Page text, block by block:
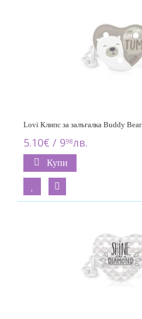
Lovi Клипс за залъгалка Buddy Bear
5.10€ / 998лв.
Купи